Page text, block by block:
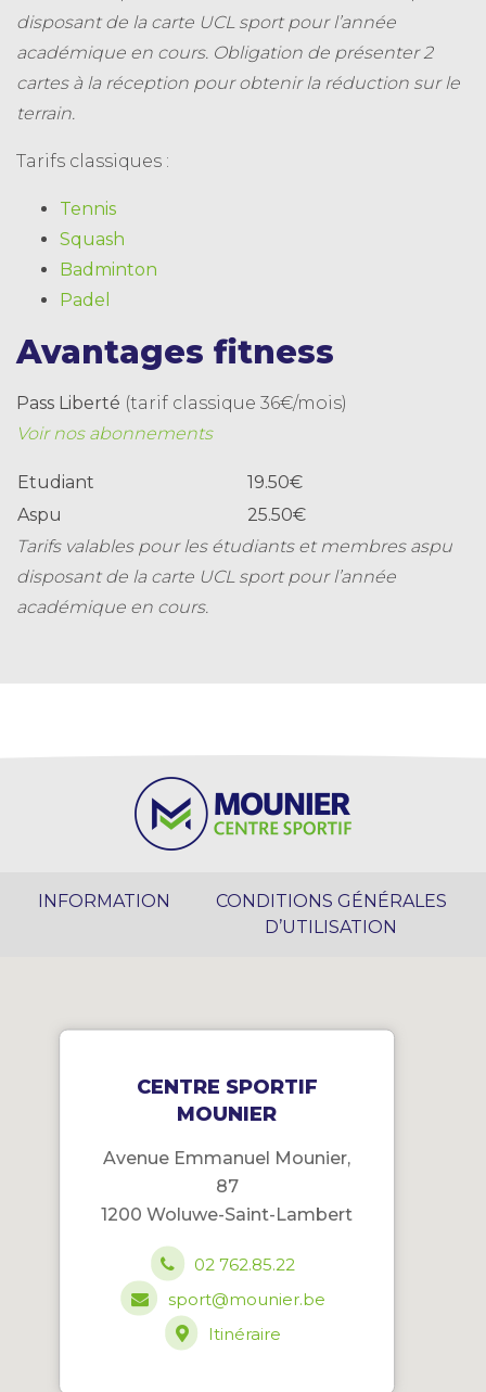
disposant de la carte UCL sport pour l’année
académique en cours. Obligation de présenter 2
cartes à la réception pour obtenir la réduction sur le
terrain.
Tarifs classiques :
Tennis
Squash
Badminton
Padel
Avantages fitness
Pass Liberté (tarif classique 36€/mois)
Voir nos abonnements
Etudiant
19.50€
Aspu
25.50€
Tarifs valables pour les étudiants et membres aspu
disposant de la carte UCL sport pour l’année
académique en cours.
INFORMATION
CONDITIONS GÉNÉRALES
D’UTILISATION
CENTRE SPORTIF
MOUNIER
Avenue Emmanuel Mounier,
87
1200 Woluwe-Saint-Lambert
02 762.85.22
sport@mounier.be
Itinéraire